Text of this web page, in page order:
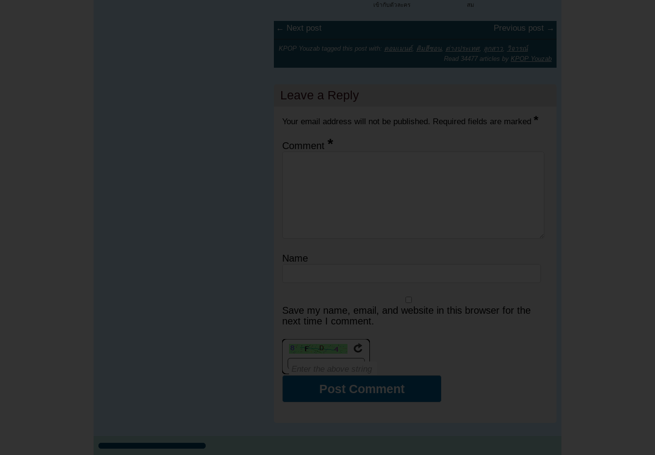
เข้ากับตัวละคร
สม
← Next post Previous post →
KPOP Youzab tagged this post with: คอมเมนต์, คิมฮีซอน, ต่างประเทศ, ลูกสาว, วิจารณ์
Read 34477 articles by KPOP Youzab
Leave a Reply
Your email address will not be published. Required fields are marked *
Comment *
Name
Save my name, email, and website in this browser for the
next time I comment.